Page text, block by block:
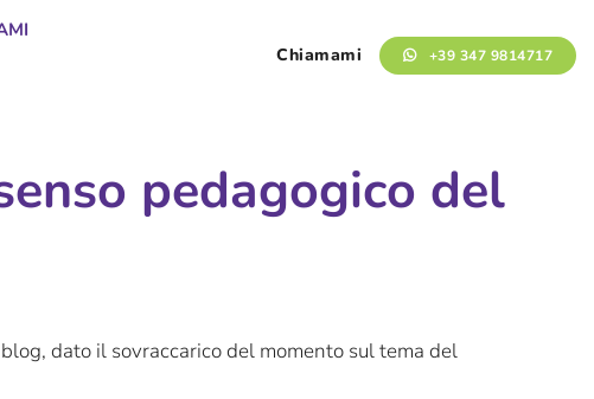
Chiamami +39 347 9814717
pedagogico del
dato il sovraccarico del momento sul tema del